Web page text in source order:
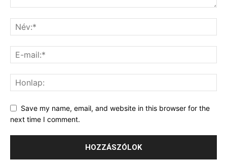
Save my name, email, and website in this browser for the
next time I comment.